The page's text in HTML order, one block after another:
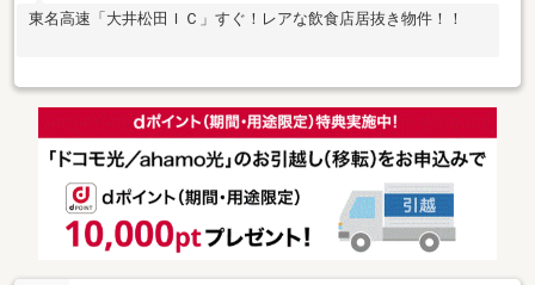
東名高速「大井松田ＩＣ」すぐ！レアな飲食店居抜き物件！！